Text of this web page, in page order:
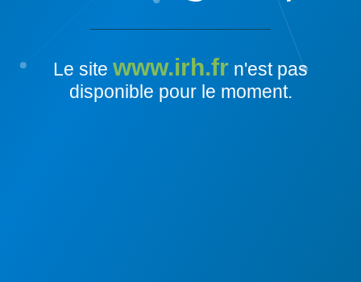
Le site www.irh.fr n'est pas
disponible pour le moment.